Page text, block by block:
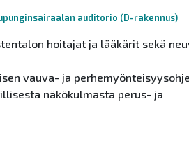
auditorio (D-rakennus)
hoitajat ja lääkärit sekä
vauva- ja
näkökulmasta perus- ja